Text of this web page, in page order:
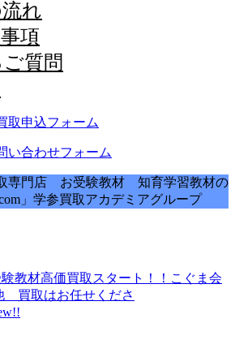
れ
項
質問
専門店 お受験教材 知育学習教材の
」学参買取アカデミアグループ
教材高価買取スタート！！こぐま会
買取はお任せくださ